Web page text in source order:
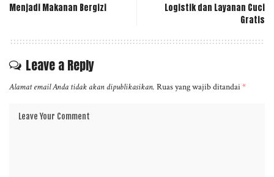
Menjadi Makanan Bergizi
Logistik dan Layanan Cuci
Gratis
Leave a Reply
Alamat email Anda tidak akan dipublikasikan. Ruas yang wajib ditandai*